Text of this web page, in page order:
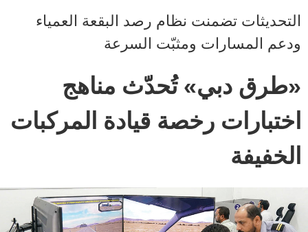
التحديثات تضمنت نظام رصد البقعة العمياء
ودعم المسارات ومثبّت السرعة
«طرق دبي» تُحدّث مناهج
اختبارات رخصة قيادة المركبات
الخفيفة